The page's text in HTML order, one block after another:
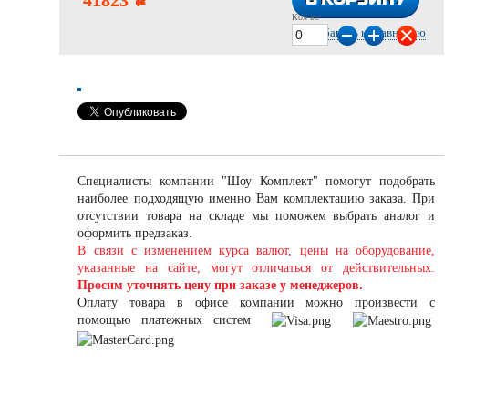
Кол-во
Добавить к сравнению
Специалисты компании "Шоу Комплект" помогут подобрать
наиболее подходящую именно Вам комплектацию заказа. При
отсутствии товара на складе мы поможем выбрать аналог и
оформить предзаказ.
В связи с изменением курса валют, цены на оборудование,
указанные на сайте, могут отличаться от действительных.
Просим уточнять цену при заказе у менеджеров.
Оплату товара в офисе компании можно произвести с
помощью платежных систем